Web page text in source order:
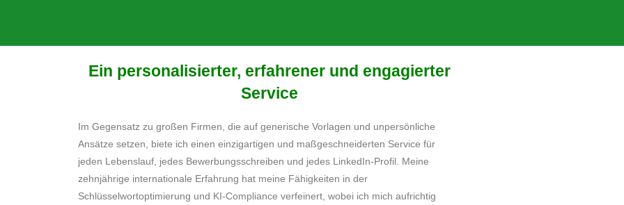
Ein personalisierter, erfahrener und engagierter
Service
Im Gegensatz zu großen Firmen, die auf generische Vorlagen und unpersönliche
Ansätze setzen, biete ich einen einzigartigen und maßgeschneiderten Service für
jeden Lebenslauf, jedes Bewerbungsschreiben und jedes LinkedIn-Profil. Meine
zehnjährige internationale Erfahrung hat meine Fähigkeiten in der
Schlüsselwortoptimierung und KI-Compliance verfeinert, wobei ich mich aufrichtig